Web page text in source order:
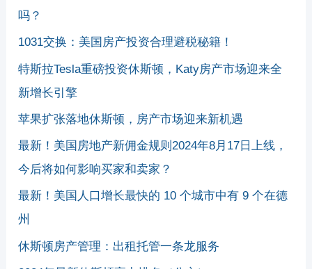
吗？
1031交换：美国房产投资合理避税秘籍！
特斯拉Tesla重磅投资休斯顿，Katy房产市场迎来全
新增长引擎
苹果扩张落地休斯顿，房产市场迎来新机遇
最新！美国房地产新佣金规则2024年8月17日上线，
今后将如何影响买家和卖家？
最新！美国人口增长最快的 10 个城市中有 9 个在德
州
休斯顿房产管理：出租托管一条龙服务